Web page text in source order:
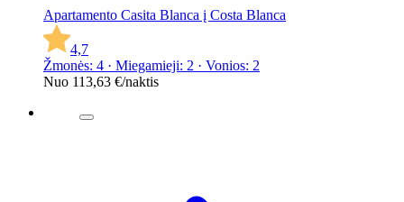
Apartamento Casita Blanca į Costa Blanca
4,7
Žmonės: 4 · Miegamieji: 2 · Vonios: 2
Nuo 113,63 €/naktis